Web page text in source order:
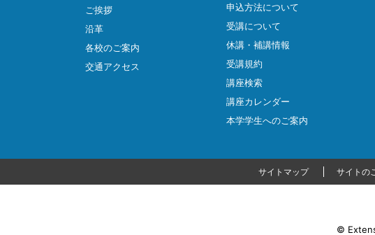
ご挨拶
沿革
各校のご案内
交通アクセス
申込方法について
受講について
休講・補講情報
受講規約
講座検索
講座カレンダー
本学学生へのご案内
サイトマップ サイトの
©